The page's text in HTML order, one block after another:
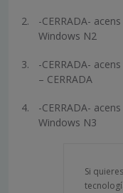
-CERRADA-
Windows N2
-CERRADA-
– CERRADA
-CERRADA-
Windows N3
Si